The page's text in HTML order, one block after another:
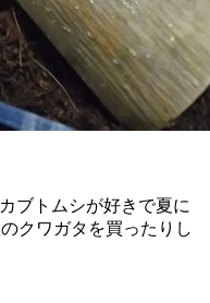
ブトムシが好きで夏に
クワガタを買ったりし